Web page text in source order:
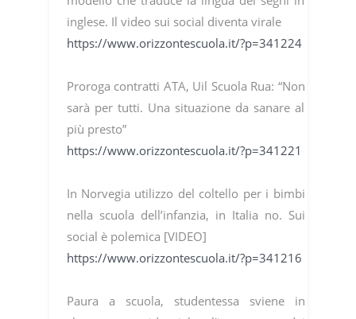
inglese. Il video sui social diventa virale
https://www.orizzontescuola.it/?p=341224
Proroga contratti ATA, Uil Scuola Rua: “Non
sarà per tutti. Una situazione da sanare al
più presto”
https://www.orizzontescuola.it/?p=341221
In Norvegia utilizzo del coltello per i bimbi
nella scuola dell’infanzia, in Italia no. Sui
social è polemica [VIDEO]
https://www.orizzontescuola.it/?p=341216
Paura a scuola, studentessa sviene in